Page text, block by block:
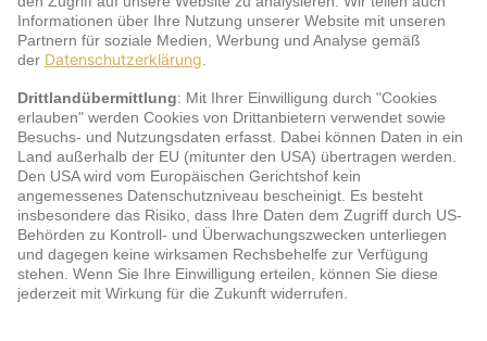
Service
jö Bonus Club Partner
Zahlungsarten & Sicherheit